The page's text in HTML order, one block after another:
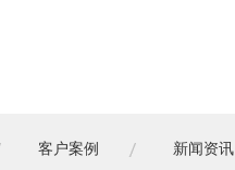
客户案例 新闻资讯